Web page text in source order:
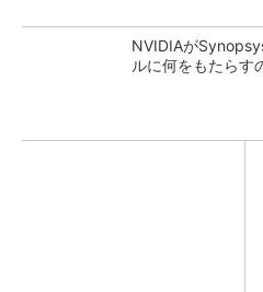
NVIDIAが
ルに何をもたらす